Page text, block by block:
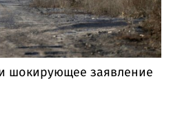
шокирующее заявление